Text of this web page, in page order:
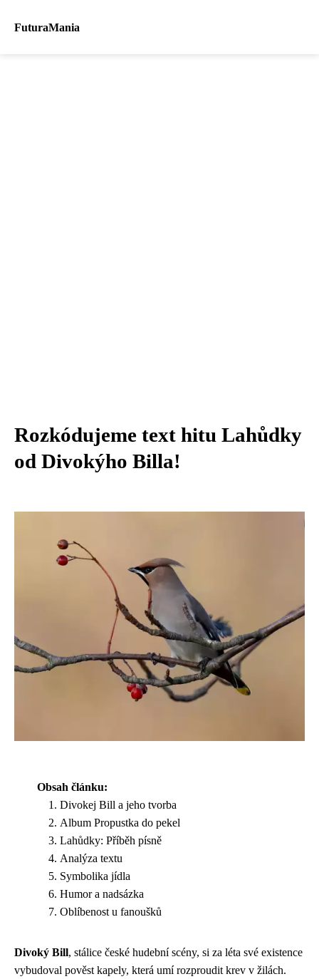
FuturaMania
Rozkódujeme text hitu Lahůdky
od Divokýho Billa!
Obsah článku:
Divokej Bill a jeho tvorba
Album Propustka do pekel
Lahůdky: Příběh písně
Analýza textu
Symbolika jídla
Humor a nadsázka
Oblíbenost u fanoušků
Divoký Bill, stálice české hudební scény, si za léta své existence
vybudoval pověst kapely, která umí rozproudit krev v žilách.